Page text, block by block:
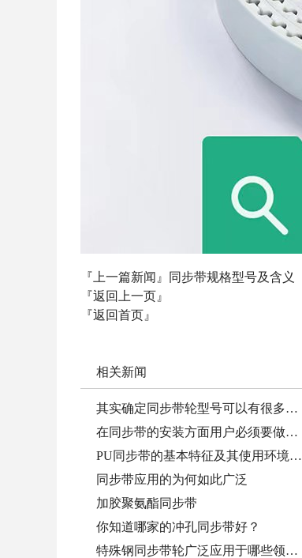
『上一篇新闻』 同步带规格型号及含义
『返回上一页』
『返回首页』
相关新闻
其实确定同步带轮型号可以有很多…
在同步带的安装方面用户必须要做…
PU同步带的基本特征及其使用环境…
同步带应用的为何如此广泛
加胶聚氨酯同步带
你知道哪家的冲孔同步带好？
特殊钢同步带轮广泛应用于哪些领…